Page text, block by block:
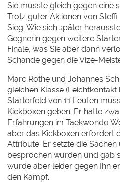
Sie musste gleich gegen eine
Trotz guter Aktionen von
Sieg. Wie sich später
Gegnerin gegen weitere
Finale, was Sie aber dann
Schande gegen die Vize-
Marc Rothe und Johannes
gleichen Klasse (Leichtkontakt
Starterfeld von 11 Leuten
Kickboxen geben. Er hatte
Erfahrungen im Taekwondo
aber das Kickboxen erfordert
Attribute. Er setzte die Sachen
besprochen wurden und gab
wurde aber leider gegen Ihn
den Kampf.